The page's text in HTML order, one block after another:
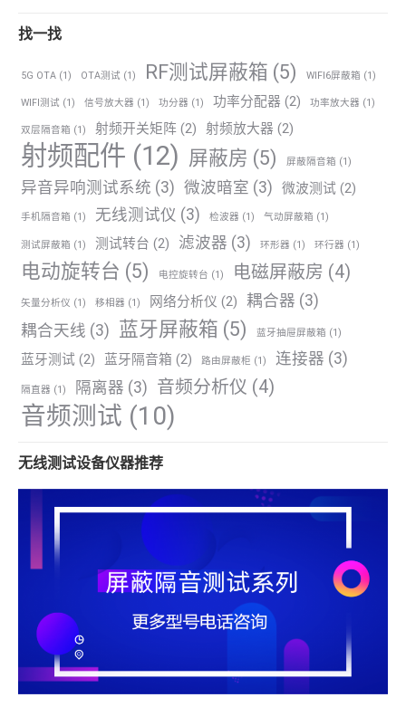
找一找
5G OTA (1) OTA测试 (1) RF测试屏蔽箱 (5) WIFI6屏蔽箱 (1)
WIFI测试 (1) 信号放大器 (1) 功分器 (1) 功率分配器 (2) 功率放大器 (1)
双层隔音箱 (1) 射频开关矩阵 (2) 射频放大器 (2)
射频配件 (12) 屏蔽房 (5) 屏蔽隔音箱 (1)
异音异响测试系统 (3) 微波暗室 (3) 微波测试 (2)
手机隔音箱 (1) 无线测试仪 (3) 检波器 (1) 气动屏蔽箱 (1)
测试屏蔽箱 (1) 测试转台 (2) 滤波器 (3) 环形器 (1) 环行器 (1)
电动旋转台 (5) 电控旋转台 (1) 电磁屏蔽房 (4)
矢量分析仪 (1) 移相器 (1) 网络分析仪 (2) 耦合器 (3)
耦合天线 (3) 蓝牙屏蔽箱 (5) 蓝牙抽屉屏蔽箱 (1)
蓝牙测试 (2) 蓝牙隔音箱 (2) 路由屏蔽柜 (1) 连接器 (3)
隔直器 (1) 隔离器 (3) 音频分析仪 (4)
音频测试 (10)
无线测试设备仪器推荐